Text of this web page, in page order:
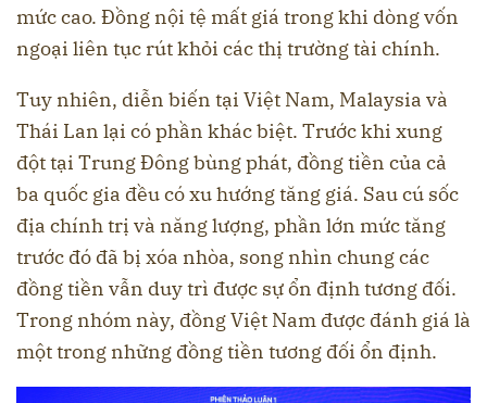
mức cao. Đồng nội tệ mất giá trong khi dòng vốn
ngoại liên tục rút khỏi các thị trường tài chính.
Tuy nhiên, diễn biến tại Việt Nam, Malaysia và
Thái Lan lại có phần khác biệt. Trước khi xung
đột tại Trung Đông bùng phát, đồng tiền của cả
ba quốc gia đều có xu hướng tăng giá. Sau cú sốc
địa chính trị và năng lượng, phần lớn mức tăng
trước đó đã bị xóa nhòa, song nhìn chung các
đồng tiền vẫn duy trì được sự ổn định tương đối.
Trong nhóm này, đồng Việt Nam được đánh giá là
một trong những đồng tiền tương đối ổn định.